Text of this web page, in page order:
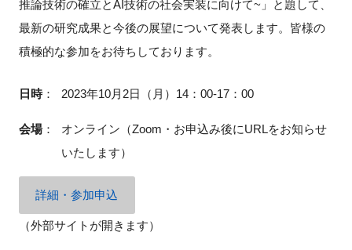
FAQ
推論技術の確立とAI技術の社会実装に向けて~ 」と題して、
最新の研究成果と今後の展望について発表します。皆様の
積極的な参加をお待ちしております。
日時： 2023年10月2日（月）14：00-17：00
会場： オンライン （Zoom・お申込み後にURLをお知らせ
いたします）
詳細・参加申込
（外部サイトが開きます）